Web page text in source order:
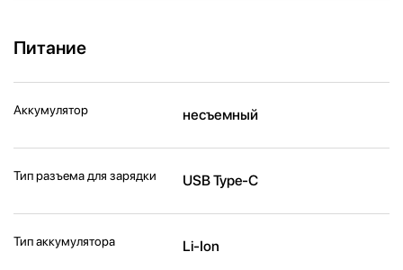
Питание
Аккумулятор несъемный
Тип разъема для зарядки USB Type-C
Тип аккумулятора Li-Ion